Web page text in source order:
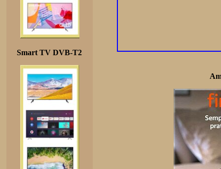
Smart TV DVB-T2